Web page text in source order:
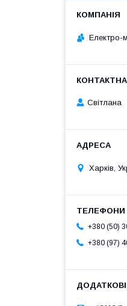
Електро-
Світлана
Харків,
+380 (50)
+380 (97)